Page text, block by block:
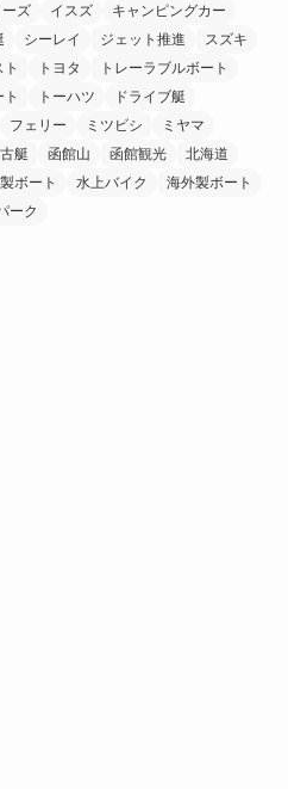
ズ イスズ
キャンピングカー
シーレイ ジェット推進
スズキ
トヨタ
トレーラブルボート
トーハツ
ドライブ艇
フェリー ミツビシ
ミヤマ
艇 函館山 函館観光
北海道
ボート 水上バイク
海外製ボート
ーク